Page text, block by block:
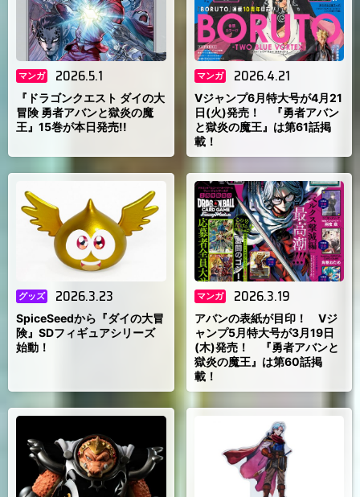
マンガ 2026.5.1
『ドラゴンクエスト ダイの大
冒険 勇者アバンと獄炎の魔
王』15巻が本日発売!!
マンガ 2026.4.21
Vジャンプ6月特大号が4月21
日(火)発売！ 『勇者アバン
と獄炎の魔王』は第61話掲
載！
グッズ 2026.3.23
SpiceSeedから『ダイの大冒
険』SDフィギュアシリーズ
始動！
マンガ 2026.3.19
アバンの表紙が目印！ Vジ
ャンプ5月特大号が3月19日
(木)発売！ 『勇者アバンと
獄炎の魔王』は第60話掲
載！